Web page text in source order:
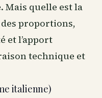
Mais quelle est la
proportions,
et l’apport
technique et
italienne)